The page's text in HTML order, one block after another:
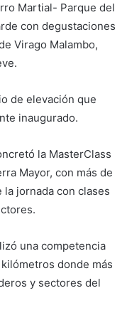
Martial- Parque del
con degustaciones
Virago Malambo,
de elevación que
inaugurado.
la MasterClass
Mayor, con más de
jornada con clases
una competencia
donde más
y sectores del